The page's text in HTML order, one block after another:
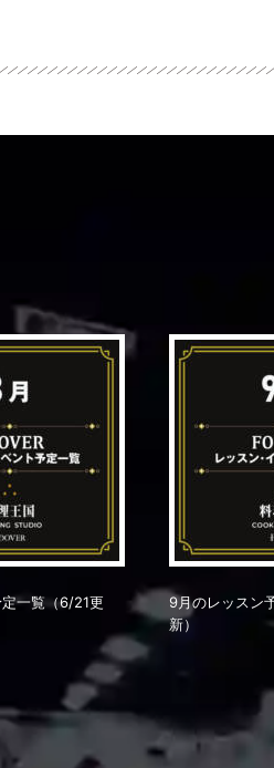
一覧（6/21更
9月のレッスン
新）